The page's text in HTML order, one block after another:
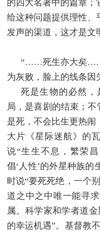
的四大名著中的篇章
给这种问题提供理性、
发声的渠道，这才是文
“……死生亦大矣……
为灰败，脸上的线条因
死是生物的必然
局，是喜剧的结束；不
是死，不会比生更热
大片《星际迷航》的
说“生生不息，繁荣
倡‘人性’的外星种族
时说“要死死绝，一个
道之中之中唯一能寻
属。科学家和学者道
的幸运机遇”。基督教